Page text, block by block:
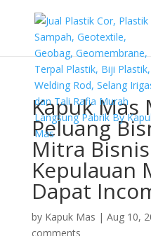
Kapuk Mas
Peluang
Mitra
Kepulauan
Dapat
by Kapuk Mas | Aug 10,
comments